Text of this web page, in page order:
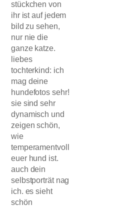
stückchen von
ihr ist auf jedem
bild zu sehen,
nur nie die
ganze katze.
liebes
tochterkind: ich
mag deine
hundefotos sehr!
sie sind sehr
dynamisch und
zeigen schön,
wie
temperamentvoll
euer hund ist.
auch dein
selbstporträt nag
ich. es sieht
schön